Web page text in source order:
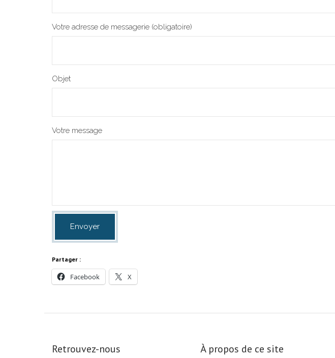
Votre adresse de messagerie (obligatoire)
Objet
Votre message
Partager :
Facebook X
Retrouvez-nous À propos de ce site